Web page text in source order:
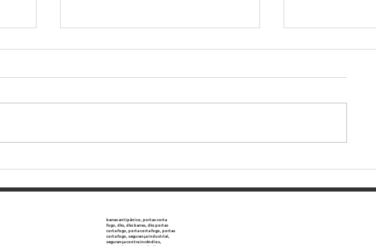
barras antipânico, portas corta
fogo, dks, dks barras, dks portas
corta fogo, porta corta fogo, portas
corta fogo, segurança industrial,
segurança contra incêndios,